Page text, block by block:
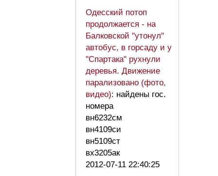
Одесский потоп
продолжается - на
Балковской "утонул"
автобус, в горсаду и у
"Спартака" рухнули
деревья. Движение
парализовано (фото,
видео): найдены гос.
номера
вн6232см
вн4109си
вн5109ст
вх3205ак
2012-07-11 22:40:25